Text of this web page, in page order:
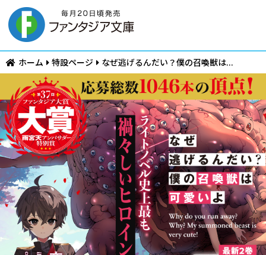
ホーム 特設ページ なぜ逃げるんだい？僕の召喚獣は...